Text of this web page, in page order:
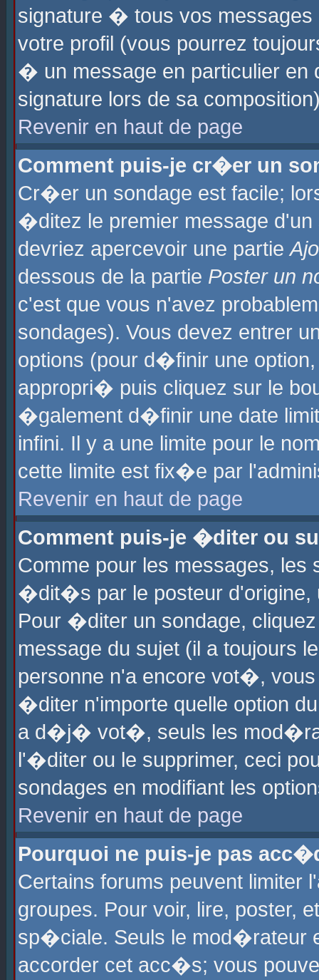
signature � tous vos
votre profil (vous pourrez
� un message en particulier
signature lors de sa
Revenir en haut de page
Comment puis-je cr�er un
Cr�er un sondage est facile;
�ditez le premier message
devriez apercevoir une partie
dessous de la partie Poster un
c'est que vous n'avez
sondages). Vous devez entrer
options (pour d�finir une
appropri� puis cliquez sur le
�galement d�finir une date
infini. Il y a une limite pour le
cette limite est fix�e par
Revenir en haut de page
Comment puis-je �diter ou
Comme pour les messages,
�dit�s par le posteur d'origine,
Pour �diter un sondage,
message du sujet (il a toujours
personne n'a encore vot�,
�diter n'importe quelle option
a d�j� vot�, seuls les
l'�diter ou le supprimer, ceci
sondages en modifiant les
Revenir en haut de page
Pourquoi ne puis-je pas
Certains forums peuvent
groupes. Pour voir, lire, poster,
sp�ciale. Seuls le mod�rateur
accorder cet acc�s; vous